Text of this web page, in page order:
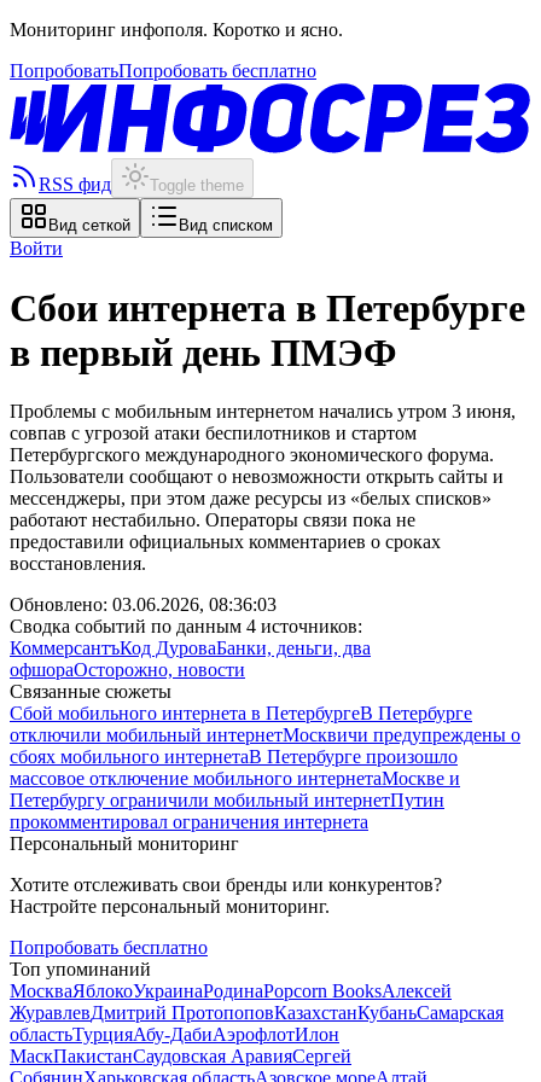
Мониторинг инфополя. Коротко и ясно.
ПопробоватьПопробовать бесплатно
RSS фид Toggle theme
Вид сеткой Вид списком
Войти
Сбои интернета в Петербурге
в первый день ПМЭФ
Проблемы с мобильным интернетом начались утром 3 июня,
совпав с угрозой атаки беспилотников и стартом
Петербургского международного экономического форума.
Пользователи сообщают о невозможности открыть сайты и
мессенджеры, при этом даже ресурсы из «белых списков»
работают нестабильно. Операторы связи пока не
предоставили официальных комментариев о сроках
восстановления.
Обновлено: 03.06.2026, 08:36:03
Сводка событий по данным 4 источников:
КоммерсантъКод ДуроваБанки, деньги, два
офшораОсторожно, новости
Связанные сюжеты
Сбой мобильного интернета в ПетербургеВ Петербурге
отключили мобильный интернетМосквичи предупреждены о
сбоях мобильного интернетаВ Петербурге произошло
массовое отключение мобильного интернетаМоскве и
Петербургу ограничили мобильный интернетПутин
прокомментировал ограничения интернета
Персональный мониторинг
Хотите отслеживать свои бренды или конкурентов?
Настройте персональный мониторинг.
Попробовать бесплатно
Топ упоминаний
МоскваЯблокоУкраинаРодинаPopcorn BooksАлексей
ЖуравлевДмитрий ПротопоповКазахстанКубаньСамарская
областьТурцияАбу-ДабиАэрофлотИлон
МаскПакистанСаудовская АравияСергей
СобянинХарьковская областьАзовское мореАлтай